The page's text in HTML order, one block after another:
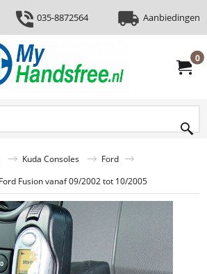
035-8872564 Aanbiedingen
0
Kuda Consoles
Ford
Fusion vanaf 09/2002 tot 10/2005